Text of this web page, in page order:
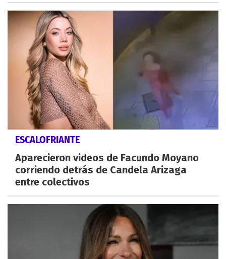
ESCALOFRIANTE
Aparecieron videos de Facundo Moyano
corriendo detrás de Candela Arizaga
entre colectivos